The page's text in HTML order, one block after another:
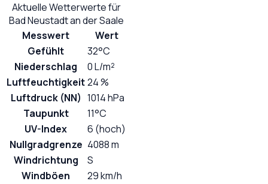
Aktuelle Wetterwerte für
Bad Neustadt an der Saale
Messwert
Wert
Gefühlt
32°C
Niederschlag
0 L/m²
Luftfeuchtigkeit24 %
Luftdruck (NN) 1014 hPa
Taupunkt
11°C
UV-Index
6 (hoch)
Nullgradgrenze 4088 m
Windrichtung
S
Windböen
29 km/h